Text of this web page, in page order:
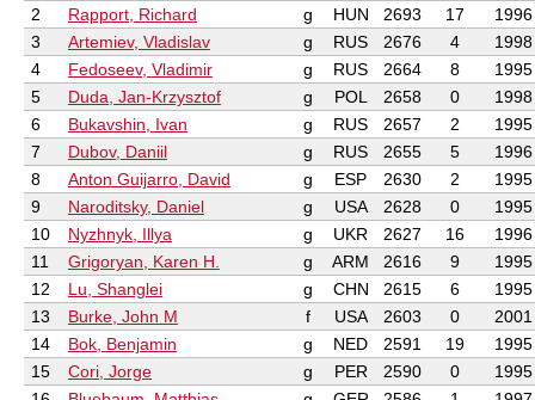
2 Rapport, Richard g HUN 2693 17
1996
3
Artemiev, Vladislav g RUS 2676 4
1998
4
Fedoseev, Vladimir g RUS 2664 8
1995
5
Duda, Jan-Krzysztof g POL 2658 0
1998
6
Bukavshin, Ivan g RUS 2657 2
1995
7
Dubov, Daniil g RUS 2655 5
1996
8
Anton Guijarro, David g ESP 2630 2
1995
9
Naroditsky, Daniel g USA 2628 0
1995
10
Nyzhnyk, Illya g UKR 2627 16
1996
11
Grigoryan, Karen H. g ARM 2616 9
1995
12
Lu, Shanglei g CHN 2615 6
1995
13
Burke, John M f USA 2603 0
2001
14
Bok, Benjamin g NED 2591 19
1995
15
Cori, Jorge g PER 2590 0
1995